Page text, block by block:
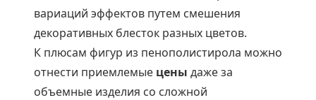
вариаций эффектов путем смешения
декоративных блесток разных цветов.
К плюсам фигур из пенополистирола можно
отнести приемлемые цены даже за
объемные изделия со сложной